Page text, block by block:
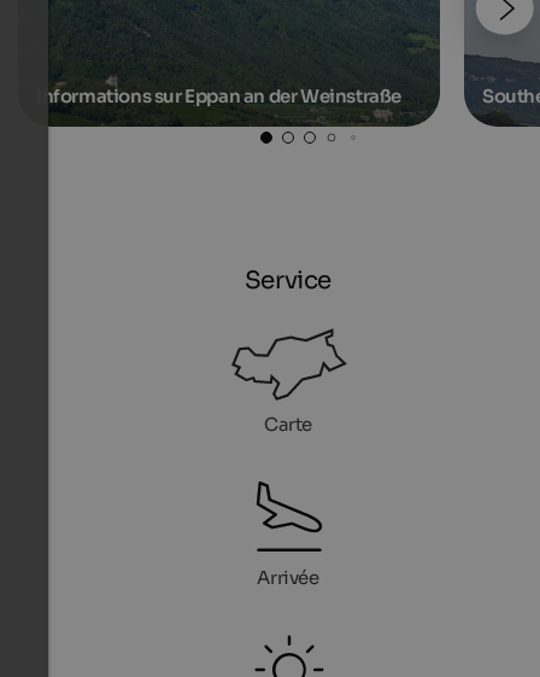
Informations sur Eppan an der Weinstraße
Service
Carte
Arrivée